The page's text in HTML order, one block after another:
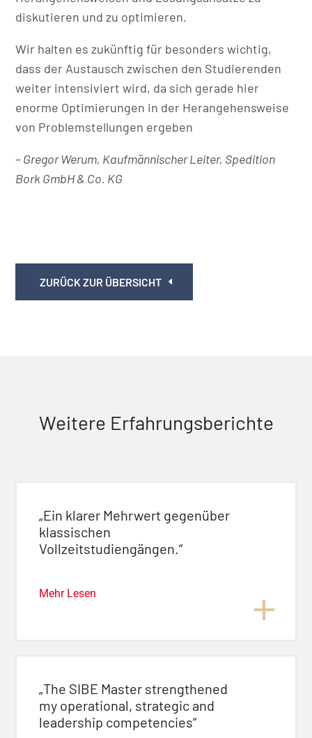
diskutieren und zu optimieren.
Wir halten es zukünftig für besonders wichtig,
dass der Austausch zwischen den Studierenden
weiter intensiviert wird, da sich gerade hier
enorme Optimierungen in der Herangehensweise
von Problemstellungen ergeben
– Gregor Werum, Kaufmännischer Leiter, Spedition
Bork GmbH & Co. KG
ZURÜCK ZUR ÜBERSICHT
Weitere Erfahrungsberichte
„Ein klarer Mehrwert gegenüber
klassischen
Vollzeitstudiengängen.“
Mehr Lesen
„The SIBE Master strengthened
my operational, strategic and
leadership competencies“